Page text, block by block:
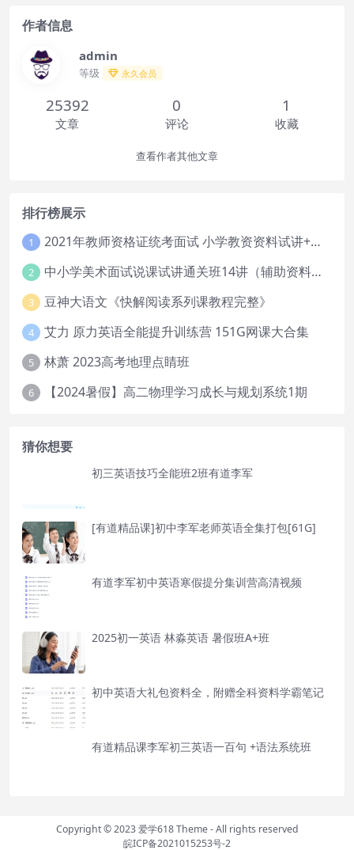
作者信息
admin
等级 永久会员
25392
文章
0
评论
1
收藏
查看作者其他文章
排行榜展示
1 2021年教师资格证统考面试 小学教资资料试讲+答辩
2 中小学美术面试说课试讲通关班14讲（辅助资料第一套）
3 豆神大语文《快解阅读系列课教程完整》
4 艾力 原力英语全能提升训练营 151G网课大合集
5 林萧 2023高考地理点睛班
6 【2024暑假】高二物理学习成长与规划系统1期
猜你想要
初三英语技巧全能班2班有道李军
[有道精品课]初中李军老师英语全集打包[61G]
有道李军初中英语寒假提分集训营高清视频
2025初一英语 林淼英语 暑假班A+班
初中英语大礼包资料全，附赠全科资料学霸笔记
有道精品课李军初三英语一百句 +语法系统班
Copyright © 2023爱学618 Theme- All rights reserved
皖ICP备2021015253号-2